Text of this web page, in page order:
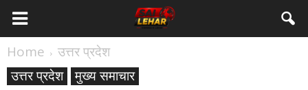
Home
उत्तर प्रदेश
उत्तर प्रदेश
मुख्य समाचार